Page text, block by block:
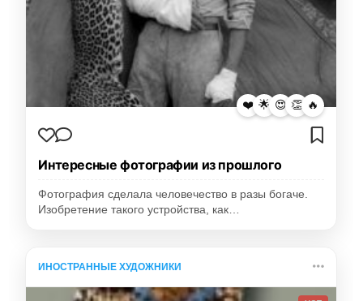
❤️ 🌟 😍 👏 🔥
Интересные фотографии из прошлого
Фотография сделала человечество в разы богаче.
Изобретение такого устройства, как…
ИНОСТРАННЫЕ ХУДОЖНИКИ